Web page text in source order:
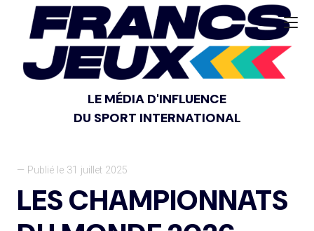
LE MÉDIA D'INFLUENCE
DU SPORT INTERNATIONAL
— Publié le 31 juillet 2025
LES CHAMPIONNATS